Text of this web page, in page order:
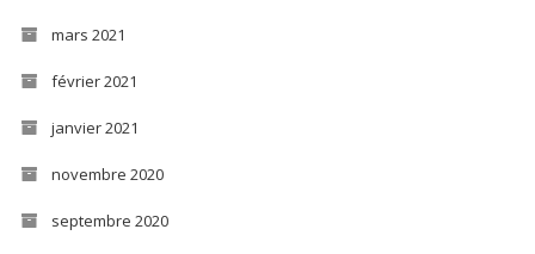
mars 2021
février 2021
janvier 2021
novembre 2020
septembre 2020